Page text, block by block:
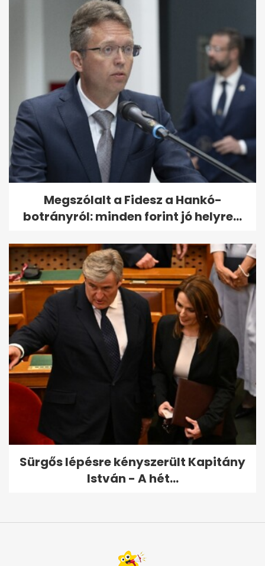
Megszólalt a Fidesz a Hankó-
botrányról: minden forint jó helyre...
Sürgős lépésre kényszerült Kapitány
István - A hét...